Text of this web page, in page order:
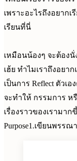
เพราะอะไรถึงอยาก
เรียนที่นี่
เหมือนน้องๆ จะต้อง
เฮ้ย ทำไมเราถึงอยา
เป็นการ Reflect ตัวเ
จะทำให้ กรรมการ ห
เรื่องราวของเรามาก
Purpose1.เขียนพรรณ